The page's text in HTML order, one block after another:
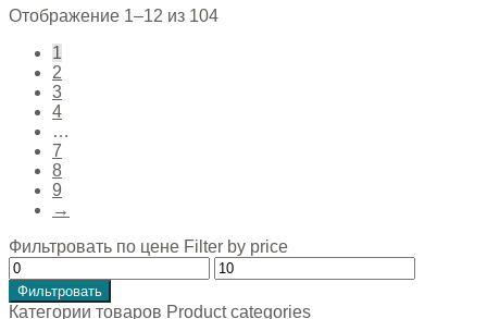
Отображение 1–12 из 104
1
2
3
4
…
7
8
9
→
Фильтровать по цене Filter by price
Фильтровать
Категории товаров Product categories